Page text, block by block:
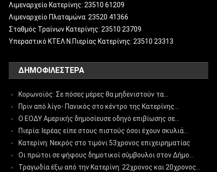
Λιμεναρχείο Κατερίνης: 23510 61209
Λιμεναρχείο Πλαταμώνα: 23520 41366
Σταθμός Τραίνων Κατερίνης: 23510 23709
Υπεραστικό ΚΤΕΛ Ν.Πιερίας Κατερίνης: 23510 23313
ΔΗΜΟΦΙΛΈΣΤΕΡΑ
Κορωνοϊός: Σε πόσες μέρες θα μηδενιστούν τα…
Πριν από λίγο- Πανικός στο κέντρο της Κατερίνης…
Ο ΕΟΔΥ Αμερικής δημοσίευσε οδηγό επιβίωσης σε…
Πιερία: Ιερέας είπε στους πιστούς όσοι έχουν σκυλιά…
Κατερίνη: Νεκρός στο τιμόνι 53χρονος επιχειρηματίας
Οι πρώτοι σε ψήφους δημοτικοί σύμβουλοι στον Δήμο…
Τραγωδία έξω από την Κατερίνη: 22χρονος και 20χρονος…